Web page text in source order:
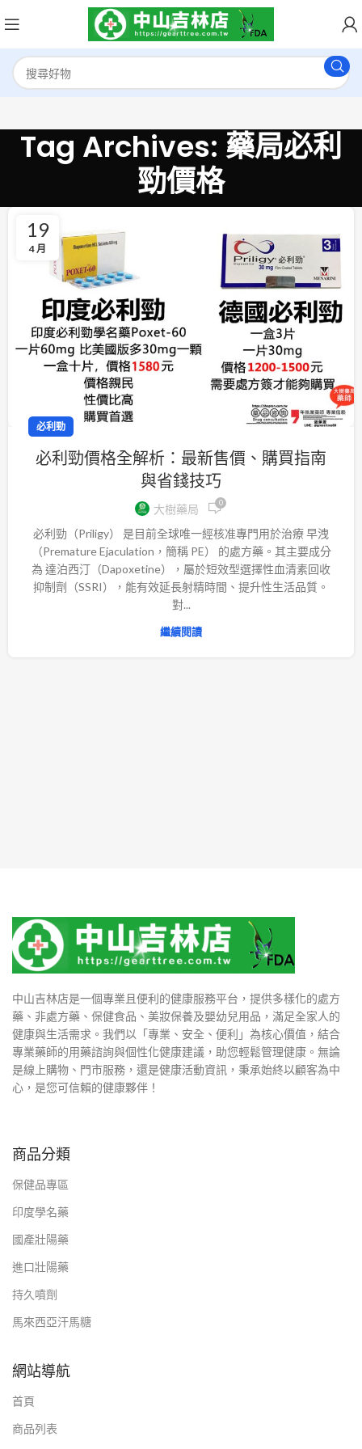
Tag Archives: 藥局必利
勁價格
19
4 月
必利勁
必利勁價格全解析：最新售價、購買指南
與省錢技巧
大樹藥局 0
必利勁（Priligy） 是目前全球唯一經核准專門用於治療 早洩
（Premature Ejaculation，簡稱 PE） 的處方藥。其主要成分
為 達泊西汀（Dapoxetine），屬於短效型選擇性血清素回收
抑制劑（SSRI），能有效延長射精時間、提升性生活品質。
對...
繼續閱讀
中山吉林店是一個專業且便利的健康服務平台，提供多樣化的處方
藥、非處方藥、保健食品、美妝保養及嬰幼兒用品，滿足全家人的
健康與生活需求。我們以「專業、安全、便利」為核心價值，結合
專業藥師的用藥諮詢與個性化健康建議，助您輕鬆管理健康。無論
是線上購物、門市服務，還是健康活動資訊，秉承始終以顧客為中
心，是您可信賴的健康夥伴！
商品分類
保健品專區
印度學名藥
國產壯陽藥
進口壯陽藥
持久噴劑
馬來西亞汗馬糖
網站導航
首頁
商品列表